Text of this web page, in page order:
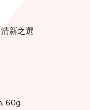
新之選
60g